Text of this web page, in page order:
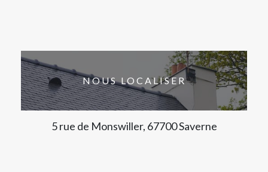
NOUS LOCALISER
5 rue de Monswiller, 67700 Saverne